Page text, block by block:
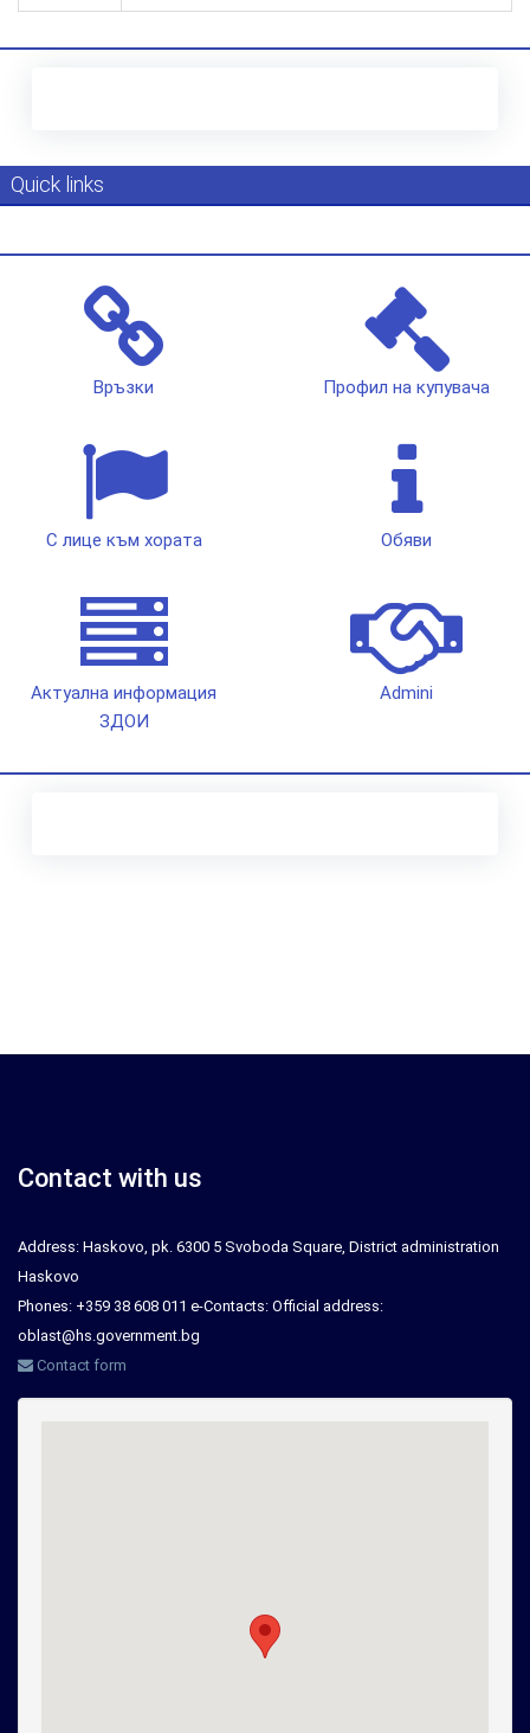
Quick links
Връзки Профил на купувача
С лице към хората Обяви
Актуална информация
ЗДОИ
Admini
Contact with us
Address: Haskovo, pk. 6300 5 Svoboda Square, District administration
Haskovo
Phones: +359 38 608 011 e-Contacts: Official address:
oblast@hs.government.bg
Contact form